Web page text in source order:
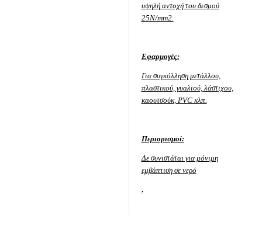
υψηλή αντοχή του δεσμού
25N/mm2.
Εφαρμογές:
Για συγκόλληση μετάλλου,
πλαστικού, γυαλιού, λάστιχου,
καουτσούκ, PVC κλπ.
Περιορισμοί:
Δε συνιστάται για μόνιμη
εμβάπτιση σε νερό
.